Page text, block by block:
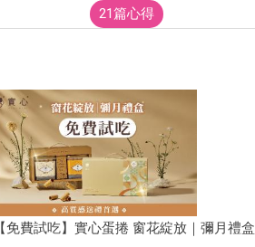
21篇心得
【免費試吃】實心蛋捲 窗花綻放｜彌月禮盒